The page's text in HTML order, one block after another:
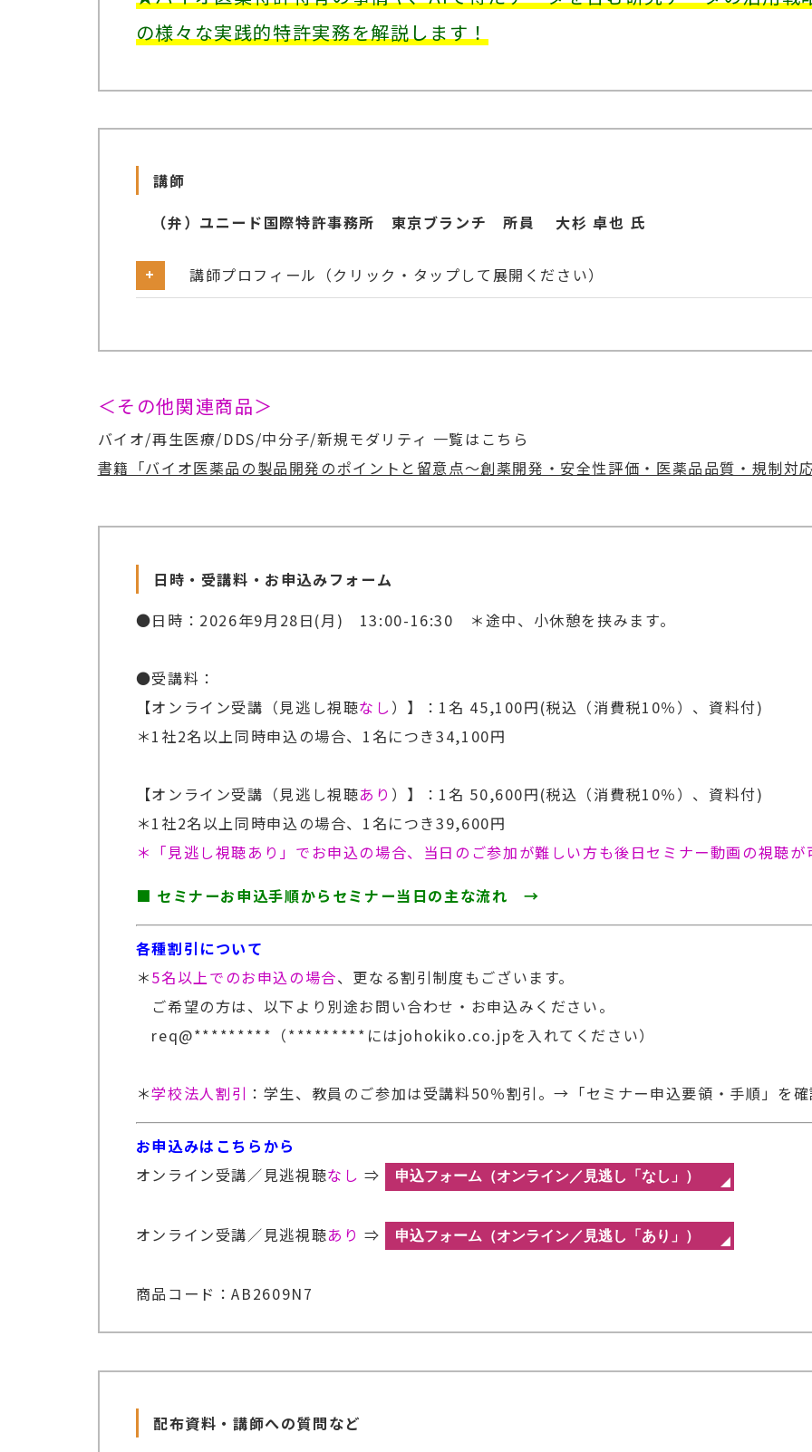
の様々な実践的特許実務を解説します！
講師
（弁）ユニード国際特許事務所 東京ブランチ 所員 大杉 卓也 氏
講師プロフィール（クリック・タップして展開ください）
所。2005年～2019年 北陸先端科学技術大学院大学特許アドバイザーを兼務。2012年名古屋
業診断士登録。 現在、弁理士法人ユニード国際特許事務所に勤務する傍ら、大学院博士課程
行っている。遺伝子解析サービスを実施するNPO法人Kodokodoの理事。
・中小企業の知的資産経営支援
バイオ×AI特許に関する情報発信（https://www.iprpatentpartners.com/）
医療AI分野の研究：日本薬学会第145年会（細菌性髄膜炎治療薬の選定を指向した脳組織／
＜その他関連商品＞
バイオ/再生医療/DDS/中分子/新規モダリティ 一覧はこちら
書籍「バイオ医薬品の製品開発のポイントと留意点～創薬開発・安全性評価・医薬品品質・規制
日時・受講料・お申込みフォーム
●日時：2026年9月28日(月) 13:00-16:30 ＊途中、小休憩を挟みます。
●受講料：
【オンライン受講（見逃し視聴なし）】：1名 45,100円(税込（消費税10％）、資料付)
＊1社2名以上同時申込の場合、1名につき34,100円
【オンライン受講（見逃し視聴あり ）】：1名 50,600円(税込（消費税10％）、資料付)
＊1社2名以上同時申込の場合、1名につき39,600円
＊「見逃し視聴あり」でお申込の場合、当日のご参加が難しい方も後日セミナー動画の視聴が
■ セミナーお申込手順からセミナー当日の主な流れ →
各種割引について
＊5名以上でのお申込の場合、更なる割引制度もございます。
ご希望の方は、以下より別途お問い合わせ・お申込みください。
req@*********（*********にはjohokiko.co.jpを入れてください）
＊学校法人割引 ：学生、教員のご参加は受講料50％割引。→「セミナー申込要領・手順」を確
お申込みはこちらから
オンライン受講／見逃視聴なし ⇒
オンライン受講／見逃視聴あり ⇒
商品コード：AB2609N7
配布資料・講師への質問など